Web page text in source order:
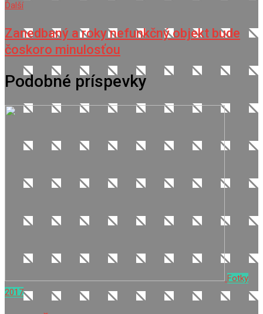
Ďalší
Zanedbaný a roky nefunkčný objekt bude
čoskoro minulosťou
Podobné príspevky
Fotky
2017